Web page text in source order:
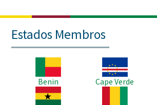
Estados Membros
Benin
Imagem
Cape Verde
Imagem